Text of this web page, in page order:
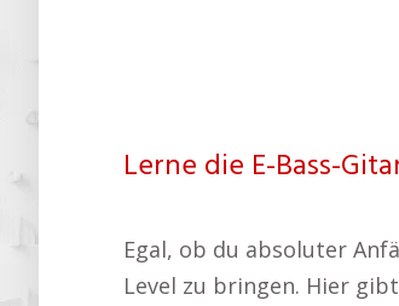
Lerne die E-Bass-
Egal, ob du absoluter
Level zu bringen. Hier